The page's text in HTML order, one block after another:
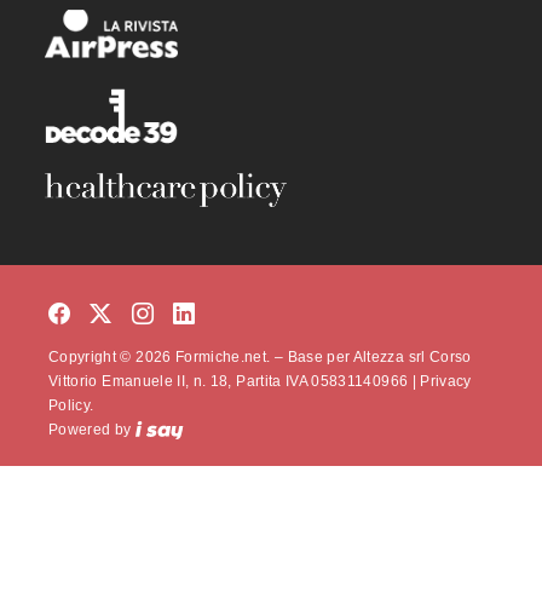
Copyright © 2026 Formiche.net. – Base per Altezza srl Corso
Vittorio Emanuele II, n. 18, Partita IVA 05831140966 |
Privacy
Policy.
Powered by